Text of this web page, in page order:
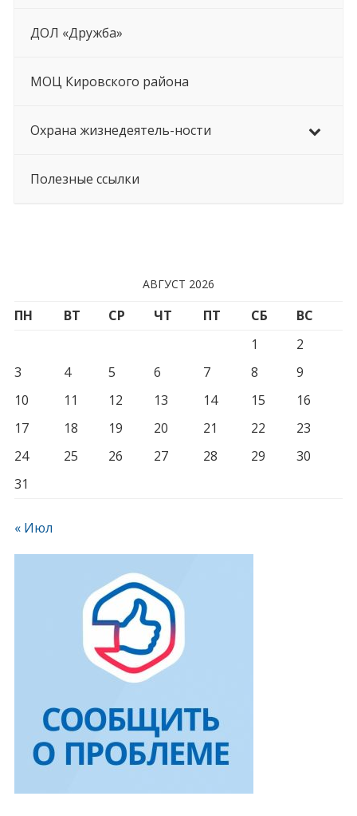
ДОЛ «Дружба»
МОЦ Кировского района
Охрана жизнедеятель-ности
Полезные ссылки
АВГУСТ 2026
ПН ВТ СР ЧТ ПТ СБ
ВС
1
2
3
4 5 6 7 8
9
10
11 12 13 14 15
16
17
18 19 20 21 22
23
24
25 26 27 28 29
30
31
« Июл